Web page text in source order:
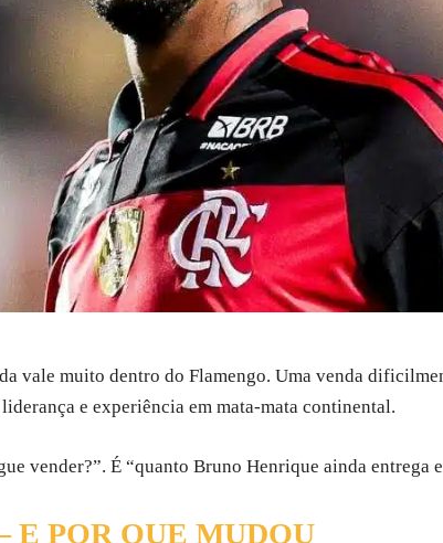
vale muito dentro do Flamengo. Uma venda
e experiência em mata-mata continental.
vender?”. É “quanto Bruno Henrique ainda entrega
POR QUE MUDOU